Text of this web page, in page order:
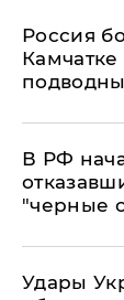
Россия
​В РФ
"черные
Удары